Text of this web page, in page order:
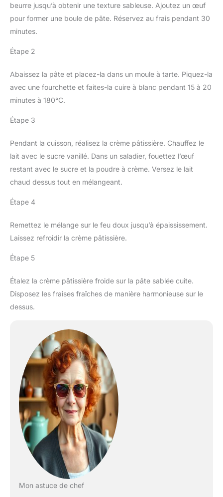
beurre jusqu’à obtenir une texture sableuse. Ajoutez un œuf
pour former une boule de pâte. Réservez au frais pendant 30
minutes.
Étape 2
Abaissez la pâte et placez-la dans un moule à tarte. Piquez-la
avec une fourchette et faites-la cuire à blanc pendant 15 à 20
minutes à 180°C.
Étape 3
Pendant la cuisson, réalisez la crème pâtissière. Chauffez le
lait avec le sucre vanillé. Dans un saladier, fouettez l’œuf
restant avec le sucre et la poudre à crème. Versez le lait
chaud dessus tout en mélangeant.
Étape 4
Remettez le mélange sur le feu doux jusqu’à épaississement.
Laissez refroidir la crème pâtissière.
Étape 5
Étalez la crème pâtissière froide sur la pâte sablée cuite.
Disposez les fraises fraîches de manière harmonieuse sur le
dessus.
Mon astuce de chef